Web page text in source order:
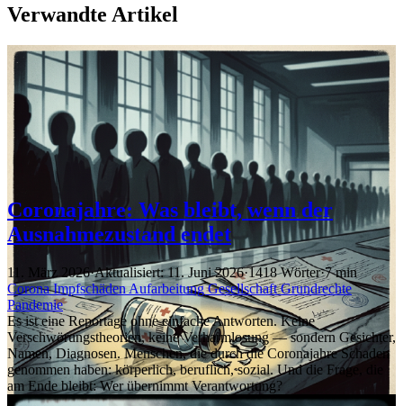
Verwandte Artikel
Coronajahre: Was bleibt, wenn der
Ausnahmezustand endet
11. März 2026·Aktualisiert: 11. Juni 2026·1418 Wörter·7 min
CoronaImpfschädenAufarbeitungGesellschaftGrundrechte
Pandemie
Es ist eine Reportage ohne einfache Antworten. Keine
Verschwörungstheorien, keine Verharmlosung — sondern Gesichter,
Namen, Diagnosen. Menschen, die durch die Coronajahre Schaden
genommen haben: körperlich, beruflich, sozial. Und die Frage, die
am Ende bleibt: Wer übernimmt Verantwortung?